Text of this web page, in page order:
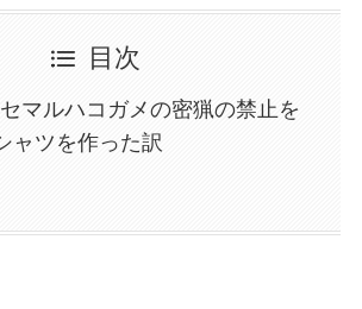
目次
マルハコガメの密猟の禁止を
ャツを作った訳